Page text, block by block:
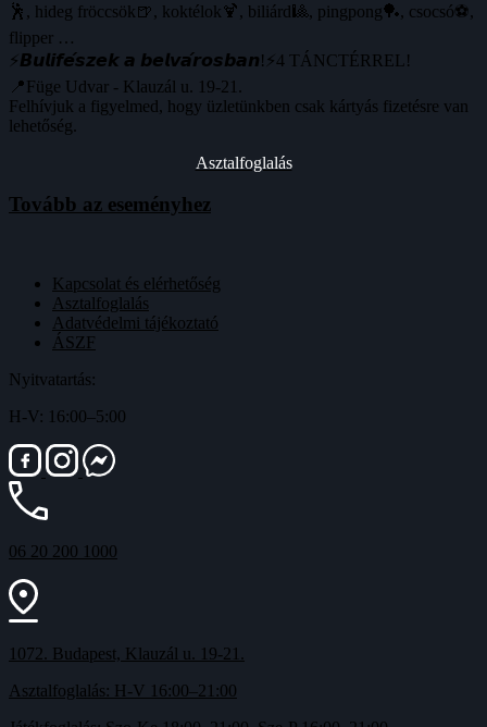
🕺, hideg fröccsök🍺, koktélok🍹, biliárd🎱, pingpong🏓, csocsó⚽️,
flipper …
⚡️𝘽𝙪𝙡𝙞𝙛𝙚́𝙨𝙯𝙚𝙠 𝙖 𝙗𝙚𝙡𝙫𝙖́𝙧𝙤𝙨𝙗𝙖𝙣!⚡️4 TÁNCTÉRREL!
📍Füge Udvar - Klauzál u. 19-21.
Felhívjuk a figyelmed, hogy üzletünkben csak kártyás fizetésre van
lehetőség.
Asztalfoglalás
Tovább az eseményhez
Kapcsolat és elérhetőség
Asztalfoglalás
Adatvédelmi tájékoztató
ÁSZF
Nyitvatartás:
H-V: 16:00–5:00
06 20 200 1000
1072. Budapest, Klauzál u. 19-21.
Asztalfoglalás: H-V 16:00–21:00